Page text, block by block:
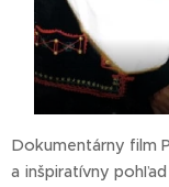
Dokumentárny film
a inšpiratívny